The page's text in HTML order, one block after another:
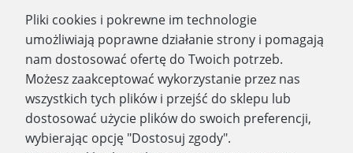
Zapisz się
WYDAWNICTWO PROMIC
PRODUKTY
Pliki cookies i pokrewne im technologie
umożliwiają poprawne działanie strony i pomagają
nam dostosować ofertę do Twoich potrzeb.
Możesz zaakceptować wykorzystanie przez nas
wszystkich tych plików i przejść do sklepu lub
dostosować użycie plików do swoich preferencji,
wybierając opcję "Dostosuj zgody".